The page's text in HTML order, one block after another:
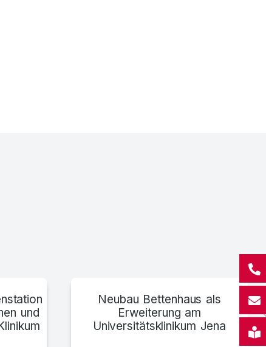
und
Neubau Bettenhaus als
Erweiterung am
Universitätsklinikum Jena